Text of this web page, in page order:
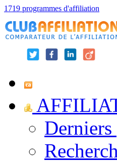
1719 programmes d'affiliation
Derniers